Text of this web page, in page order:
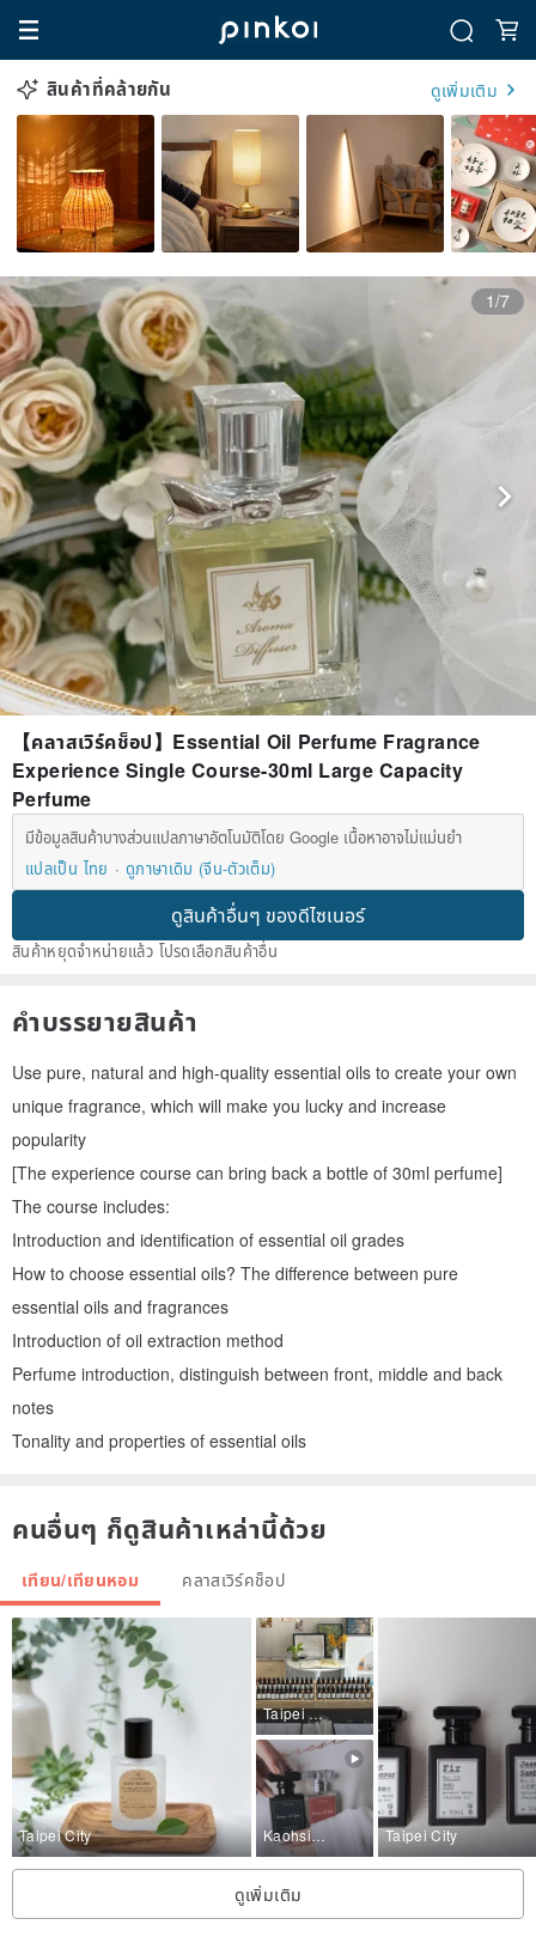
สินค้าที่คล้ายกัน ดูเพิ่มเติม
1/7
【คลาสเวิร์คช็อป】Essential Oil Perfume Fragrance
Experience Single Course-30ml Large Capacity
Perfume
มีข้อมูลสินค้าบางส่วนแปลภาษาอัตโนมัติโดย Google เนื้อหาอาจไม่แม่นยำ
แปลเป็น ไทย
ดูภาษาเดิม (จีน-ตัวเต็ม)
ดูสินค้าอื่นๆ ของดีไซเนอร์
สินค้าหยุดจำหน่ายแล้ว โปรดเลือกสินค้าอื่น
คำบรรยายสินค้า
Use pure, natural and high-quality essential oils to create your own
unique fragrance, which will make you lucky and increase
popularity
[The experience course can bring back a bottle of 30ml perfume]
The course includes:
Introduction and identification of essential oil grades
How to choose essential oils? The difference between pure
essential oils and fragrances
Introduction of oil extraction method
Perfume introduction, distinguish between front, middle and back
notes
Tonality and properties of essential oils
คนอื่นๆ ก็ดูสินค้าเหล่านี้ด้วย
เทียน/เทียนหอม คลาสเวิร์คช็อป
Taipei City
Taipei City
Kaohsiung City Taipei City
ดูเพิ่มเติม